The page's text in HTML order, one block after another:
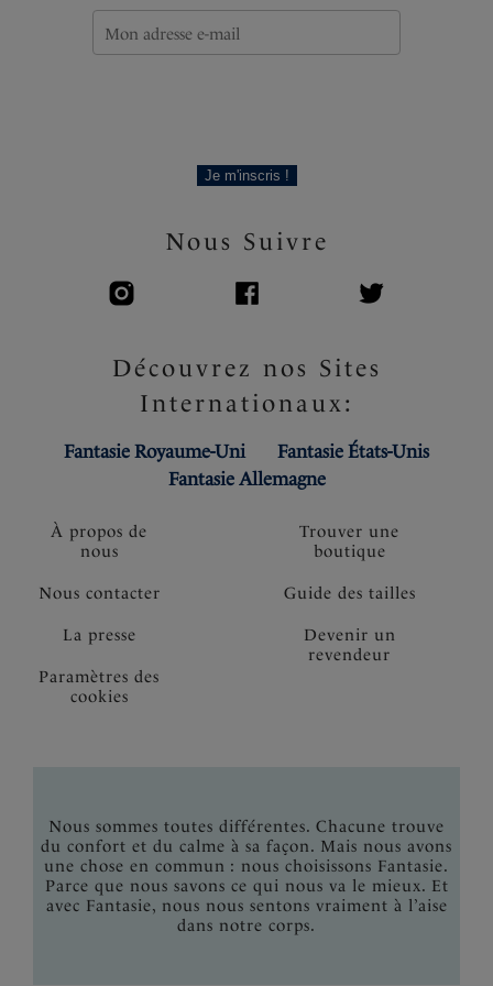
chauffe pas au soleil
Languette marquée Fantasie
À propos de
nous
Nous contacter
La presse
Paramètres des
cookies
Je m'inscris !
Nous Suivre
Découvrez nos Sites
Internationaux:
Fantasie Royaume-Uni
Fantasie États-Unis
Fantasie Allemagne
Trouver une
boutique
Guide des tailles
Devenir un
revendeur
Nous sommes toutes différentes. Chacune trouve
du confort et du calme à sa façon. Mais nous avons
une chose en commun : nous choisissons Fantasie.
Parce que nous savons ce qui nous va le mieux. Et
avec Fantasie, nous nous sentons vraiment à l’aise
dans notre corps.